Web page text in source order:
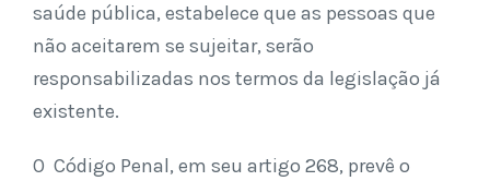
saúde pública, estabelece que as pessoas que
não aceitarem se sujeitar, serão
responsabilizadas nos termos da legislação já
existente.
O Código Penal, em seu artigo 268, prevê o